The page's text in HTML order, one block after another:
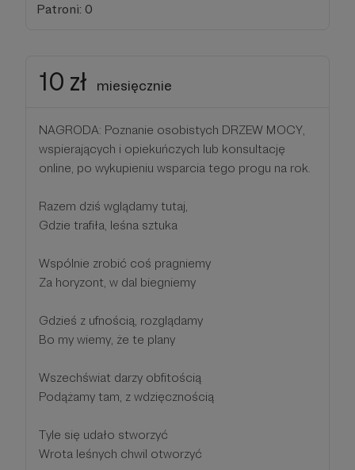
Patroni: 0
10 zł miesięcznie
NAGRODA: Poznanie osobistych DRZEW MOCY,
wspierających i opiekuńczych lub konsultację
online, po wykupieniu wsparcia tego progu na rok.
Razem dziś wglądamy tutaj,
Gdzie trafiła, leśna sztuka
Wspólnie zrobić coś pragniemy
Za horyzont, w dal biegniemy
Gdzieś z ufnością, rozglądamy
Bo my wiemy, że te plany
Wszechświat darzy obfitością
Podążamy tam, z wdzięcznością
Tyle się udało stworzyć
Wrota leśnych chwil otworzyć